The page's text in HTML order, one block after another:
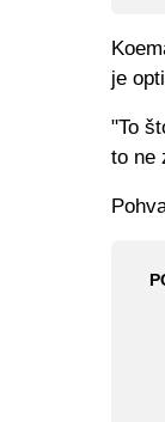
je
"To
to ne